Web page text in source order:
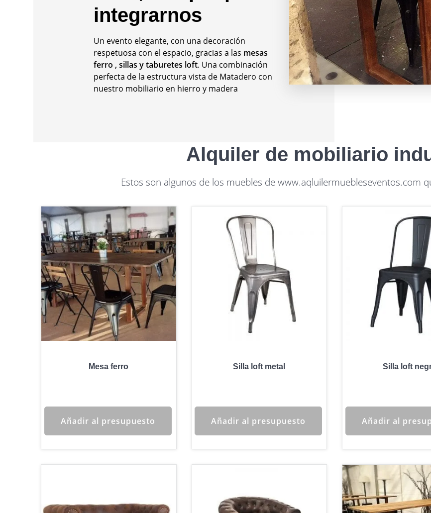
integrarnos
Un evento elegante, con una decoración
respetuosa con el espacio, gracias a las mesas
ferro , sillas y taburetes loft. Una combinación
perfecta de la estructura vista de Matadero con
nuestro mobiliario en hierro y madera
Alquiler de mobiliario
Estos son algunos de los muebles de www.aqluilermuebleseventos.com
Mesa ferro
Añadir al presupuesto
Silla loft metal
Añadir al presupuesto
Silla loft
Añadir al